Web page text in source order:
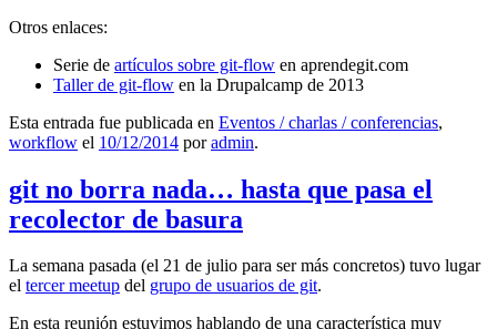
Otros enlaces:
Serie de artículos sobre git-flow en aprendegit.com
Taller de git-flow en la Drupalcamp de 2013
Esta entrada fue publicada en Eventos / charlas / conferencias,
workflow el 10/12/2014 poradmin.
git no borra nada… hasta que pasa el
recolector de basura
La semana pasada (el 21 de julio para ser más concretos) tuvo lugar
el tercer meetup del grupo de usuarios de git.
En esta reunión estuvimos hablando de una característica muy